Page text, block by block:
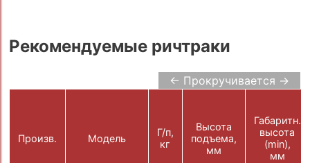
Рекомендуемые ричтраки
← Прокручивается →
Произв. Модель
Г/п,
кг
Высота
подъема,
мм
Габаритн.
высота
(min),
мм